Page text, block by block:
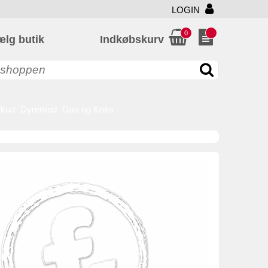
LOGIN
butik Indkøbskurv
0